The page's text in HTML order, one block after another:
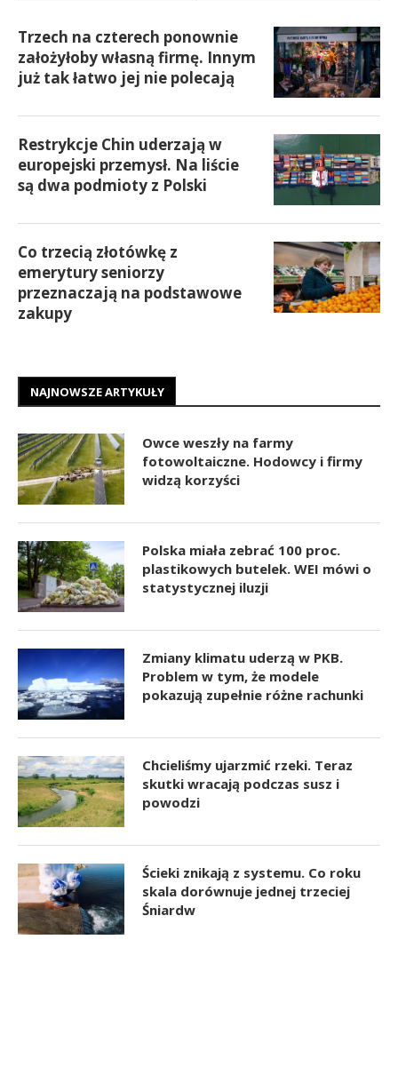
Trzech na czterech ponownie
założyłoby własną firmę. Innym
już tak łatwo jej nie polecają
Restrykcje Chin uderzają w
europejski przemysł. Na liście
są dwa podmioty z Polski
Co trzecią złotówkę z
emerytury seniorzy
przeznaczają na podstawowe
zakupy
NAJNOWSZE ARTYKUŁY
Owce weszły na farmy
fotowoltaiczne. Hodowcy i firmy
widzą korzyści
Polska miała zebrać 100 proc.
plastikowych butelek. WEI mówi o
statystycznej iluzji
Zmiany klimatu uderzą w PKB.
Problem w tym, że modele
pokazują zupełnie różne rachunki
Chcieliśmy ujarzmić rzeki. Teraz
skutki wracają podczas susz i
powodzi
Ścieki znikają z systemu. Co roku
skala dorównuje jednej trzeciej
Śniardw